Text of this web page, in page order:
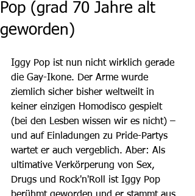
Pop (grad 70 Jahre alt
geworden)
Iggy Pop ist nun nicht wirklich gerade
die Gay-Ikone. Der Arme wurde
ziemlich sicher bisher weltweilt in
keiner einzigen Homodisco gespielt
(bei den Lesben wissen wir es nicht) –
und auf Einladungen zu Pride-Partys
wartet er auch vergeblich. Aber: Als
ultimative Verkörperung von Sex,
Drugs und Rock'n'Roll ist Iggy Pop